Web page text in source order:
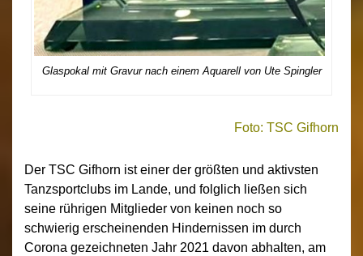
Glaspokal mit Gravur nach einem Aquarell von Ute Spingler
Foto: TSC Gifhorn
Der TSC Gifhorn ist einer der größten und aktivsten
Tanzsportclubs im Lande, und folglich ließen sich
seine rührigen Mitglieder von keinen noch so
schwierig erscheinenden Hindernissen im durch
Corona gezeichneten Jahr 2021 davon abhalten, am